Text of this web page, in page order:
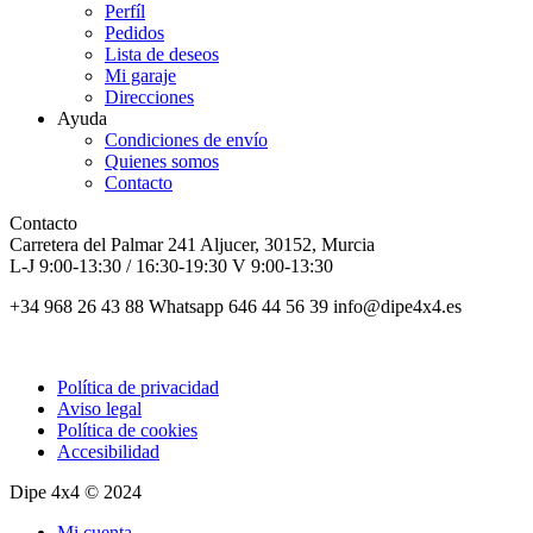
Perfíl
Pedidos
Lista de deseos
Mi garaje
Direcciones
Ayuda
Condiciones de envío
Quienes somos
Contacto
Contacto
Carretera del Palmar 241 Aljucer, 30152, Murcia
L-J 9:00-13:30 / 16:30-19:30 V 9:00-13:30
+34 968 26 43 88 Whatsapp 646 44 56 39 info@dipe4x4.es
Política de privacidad
Aviso legal
Política de cookies
Accesibilidad
Dipe 4x4 © 2024